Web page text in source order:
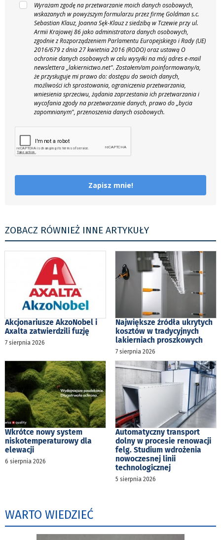
Wyrażam zgodę na przetwarzanie moich danych osobowych,
wskazanych w powyższym formularzu przez firmę Goldman s.c.
Sebastian Klauz, Joanna Sęk-Klauz z siedzibą w Tczewie przy ul.
Armii Krajowej 86 jako administratora danych osobowych,
zgodnie z Rozporządzeniem Parlamentu Europejskiego i Rady (UE)
2016/679 z dnia 27 kwietnia 2016 (RODO) oraz ustawą O
ochronie danych osobowych w celu wysyłki na mój adres e-mail
newslettera „lakiernictwo.net". Zostałem/am poinformowany/a,
że przysługuje mi prawo do: dostępu do swoich danych,
możliwości ich sprostowania, ograniczenia przetwarzania,
wniesienia sprzeciwu, żądania zaprzestania ich przetwarzania i
wycofania zgody na przetwarzanie danych, prawo do „bycia
zapomnianym", przenoszenia danych osobowych.
Zapisz mnie!
ZOBACZ RÓWNIEŻ INNE ARTYKUŁY
Akcjonariusze AkzoNobel i
Axalta zatwierdzili fuzję
7 sierpnia 2026
Największe źródła ukrytych
kosztów w tradycyjnych
lakierniach proszkowych
7 sierpnia 2026
Wkrótce nowy system
niskotemperaturowy dla
elewacji
6 sierpnia 2026
Automatyczny transport
dolny w procesie renowacji
felg. Studium wdrożenia
nowoczesnej linii
technologicznej
5 sierpnia 2026
WARTO WIEDZIEĆ